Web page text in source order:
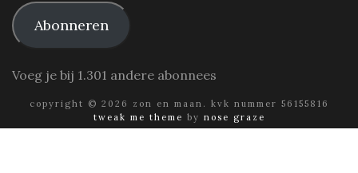
Abonneren
Voeg je bij 1.301 andere abonnees
copyright © 2026 zon en maan. kvk nummer 56155816
tweak me theme by nose graze